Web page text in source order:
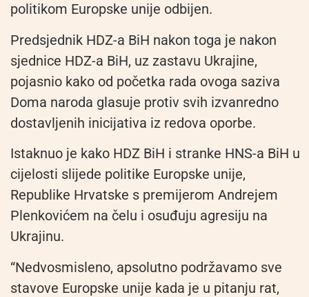
politikom Europske unije odbijen.
Predsjednik HDZ-a BiH nakon toga je nakon
sjednice HDZ-a BiH, uz zastavu Ukrajine,
pojasnio kako od početka rada ovoga saziva
Doma naroda glasuje protiv svih izvanredno
dostavljenih inicijativa iz redova oporbe.
Istaknuo je kako HDZ BiH i stranke HNS-a BiH u
cijelosti slijede politike Europske unije,
Republike Hrvatske s premijerom Andrejem
Plenkovićem na čelu i osuđuju agresiju na
Ukrajinu.
“Nedvosmisleno, apsolutno podržavamo sve
stavove Europske unije kada je u pitanju rat,